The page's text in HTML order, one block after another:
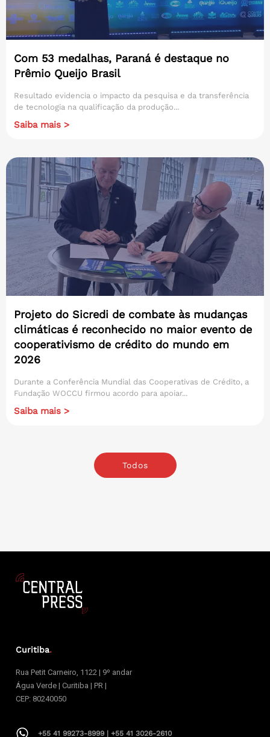
Com 53 medalhas, Paraná é destaque no
Prêmio Queijo Brasil
Resultado evidencia o impacto da pesquisa e da transferência
de tecnologia na qualificação da produção...
Saiba mais >
Projeto do Sicredi de combate às mudanças
climáticas é reconhecido no maior evento de
cooperativismo de crédito do mundo em
2026
Durante a Conferência Mundial das Cooperativas de Crédito, a
Fundação WOCCU firmou acordo para apoiar...
Saiba mais >
Todos
Curitiba.
Rua Petit Carneiro, 1122 | 9º andar
Água Verde | Curitiba | PR |
CEP: 80240050
+55 41 99273-8999 | +55 41 3026-2610